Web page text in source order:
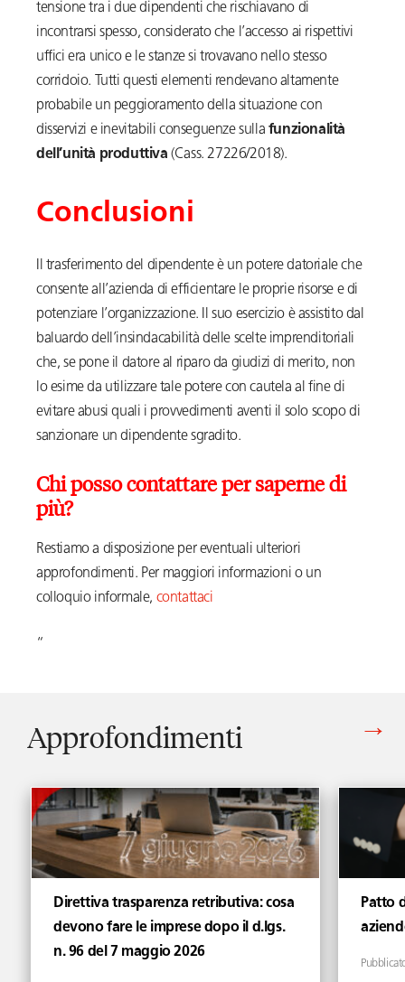
tensione tra i due dipendenti che rischiavano di
incontrarsi spesso, considerato che l’accesso ai rispettivi
uffici era unico e le stanze si trovavano nello stesso
corridoio. Tutti questi elementi rendevano altamente
probabile un peggioramento della situazione con
disservizi e inevitabili conseguenze sulla funzionalità
dell’unità produttiva (Cass. 27226/2018).
Conclusioni
Il trasferimento del dipendente è un potere datoriale che
consente all’azienda di efficientare le proprie risorse e di
potenziare l’organizzazione. Il suo esercizio è assistito dal
baluardo dell’insindacabilità delle scelte imprenditoriali
che, se pone il datore al riparo da giudizi di merito, non
lo esime da utilizzare tale potere con cautela al fine di
evitare abusi quali i provvedimenti aventi il solo scopo di
sanzionare un dipendente sgradito.
Chi posso contattare per saperne di
più?
Restiamo a disposizione per eventuali ulteriori
approfondimenti. Per maggiori informazioni o un
colloquio informale, contattaci
“
ApprofondimentiVedi tutti gli articoli di Approfondimenti
Direttiva trasparenza retributiva: cosa
devono fare le imprese dopo il d.lgs.
n. 96 del 7 maggio 2026
Patto